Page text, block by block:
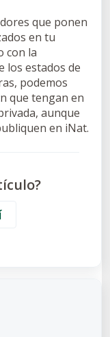
que ponen
en tu
con la
los estados de
podemos
que tengan en
aunque
en iNat.